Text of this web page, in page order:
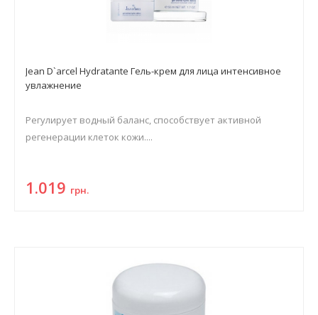
Jean D`arcel Hydratante Гель-крем для лица интенсивное
увлажнение
Регулирует водный баланс, способствует активной
регенерации клеток кожи....
1.019 грн.